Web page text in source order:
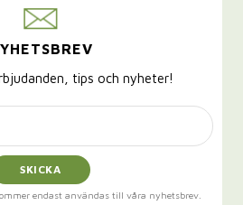
tips och nyheter!
SKICKA
endast användas till våra nyhetsbrev.